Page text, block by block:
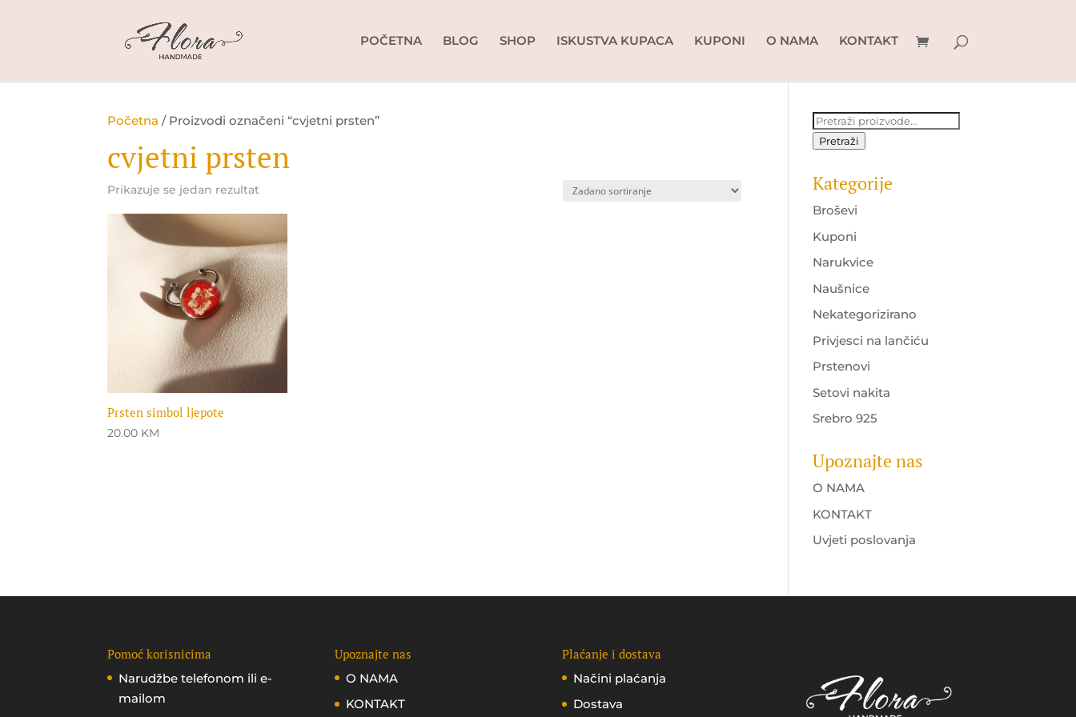
POČETNA BLOG SHOP ISKUSTVA KUPACA KUPONI O NAMA KONTAKT
Početna / Proizvodi označeni “cvjetni prsten”
cvjetni prsten
Prikazuje se jedan rezultat
Prsten simbol ljepote
20.00 KM
Pretraži:
Pretraži
Kategorije
Broševi
Kuponi
Narukvice
Naušnice
Nekategorizirano
Privjesci na lančiću
Prstenovi
Setovi nakita
Srebro 925
Upoznajte nas
O NAMA
KONTAKT
Uvjeti poslovanja
Pomoć korisnicima
Narudžbe telefonom ili e-
mailom
Upoznajte nas
O NAMA
KONTAKT
Plaćanje i dostava
Načini plaćanja
Dostava